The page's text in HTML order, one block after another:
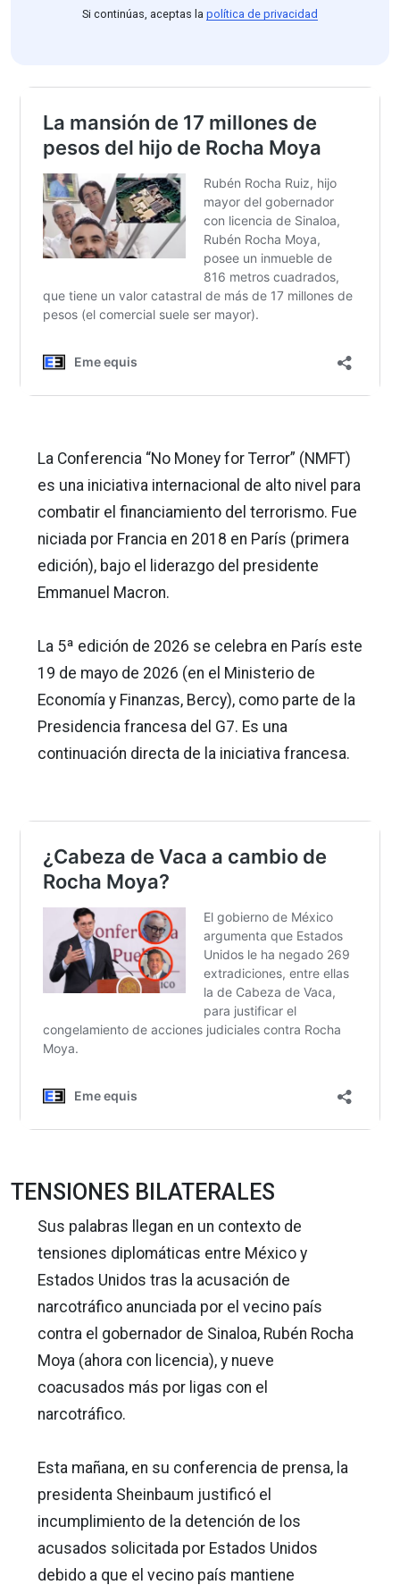
Si continúas, aceptas la política de privacidad
La Conferencia “No Money for Terror” (NMFT)
es una iniciativa internacional de alto nivel para
combatir el financiamiento del terrorismo. Fue
niciada por Francia en 2018 en París (primera
edición), bajo el liderazgo del presidente
Emmanuel Macron.
La 5ª edición de 2026 se celebra en París este
19 de mayo de 2026 (en el Ministerio de
Economía y Finanzas, Bercy), como parte de la
Presidencia francesa del G7. Es una
continuación directa de la iniciativa francesa.
TENSIONES BILATERALES
Sus palabras llegan en un contexto de
tensiones diplomáticas entre México y
Estados Unidos tras la acusación de
narcotráfico anunciada por el vecino país
contra el gobernador de Sinaloa, Rubén Rocha
Moya (ahora con licencia), y nueve
coacusados más por ligas con el
narcotráfico.
Esta mañana, en su conferencia de prensa, la
presidenta Sheinbaum justificó el
incumplimiento de la detención de los
acusados solicitada por Estados Unidos
debido a que el vecino país mantiene